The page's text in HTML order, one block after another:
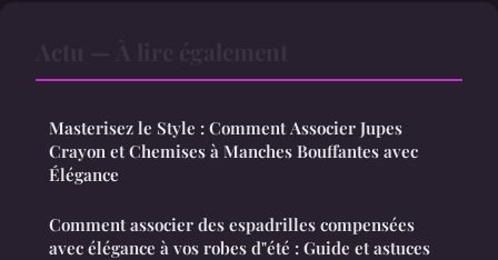
Masterisez le Style : Comment Associer Jupes
Crayon et Chemises à Manches Bouffantes avec
Élégance
Comment associer des espadrilles compensées
avec élégance à vos robes d"été : Guide et astuces